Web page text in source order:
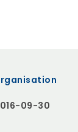
09-30